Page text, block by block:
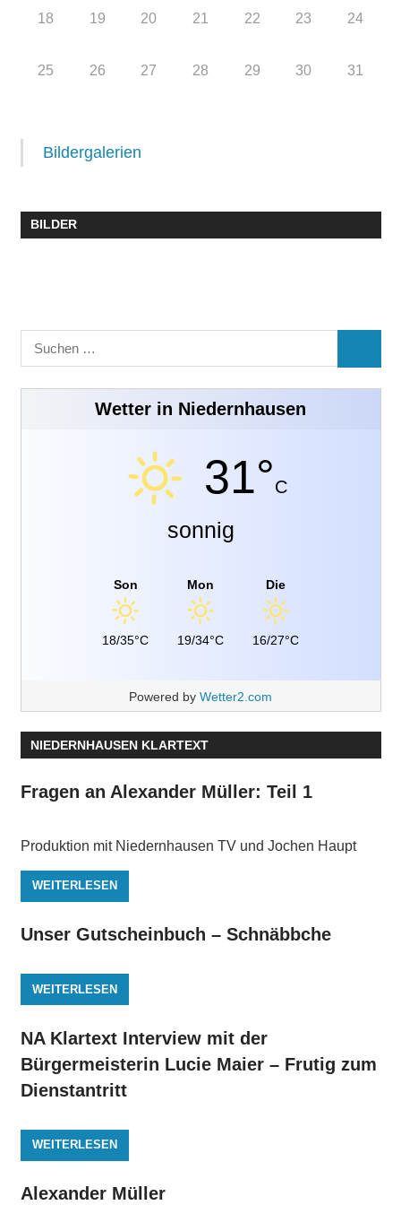
18 19 20 21 22 23 24
25 26 27 28 29 30 31
Bildergalerien
BILDER
Suchen
nach:
Wetter in Niedernhausen
31°C
sonnig
Son
18/35°C
Mon
19/34°C
Die
16/27°C
Powered by Wetter2.com
NIEDERNHAUSEN KLARTEXT
Fragen an Alexander Müller: Teil 1
Produktion mit Niedernhausen TV und Jochen Haupt
WEITERLESEN
Unser Gutscheinbuch – Schnäbbche
WEITERLESEN
NA Klartext Interview mit der
Bürgermeisterin Lucie Maier – Frutig zum
Dienstantritt
WEITERLESEN
Alexander Müller